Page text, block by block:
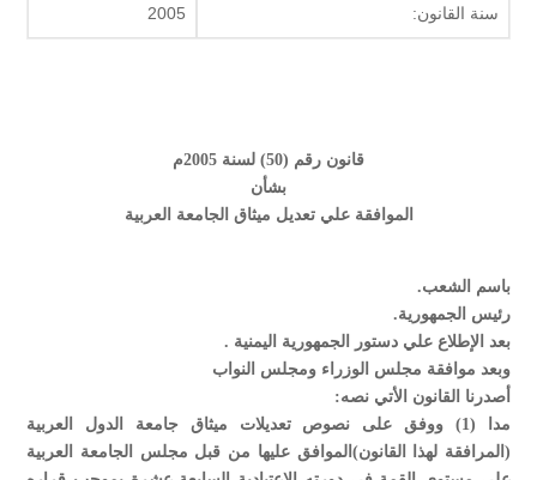
سنة القانون: 2005
قانون رقم (50) لسنة 2005م
بشأن
الموافقة علي تعديل ميثاق الجامعة العربية
باسم الشعب.
رئيس الجمهورية.
بعد الإطلاع علي دستور الجمهورية اليمنية .
وبعد موافقة مجلس الوزراء ومجلس النواب
أصدرنا القانون الأتي نصه:
مدا (1) ووفق على نصوص تعديلات ميثاق جامعة الدول العربية
(المرافقة لهذا القانون)الموافق عليها من قبل مجلس الجامعة العربية